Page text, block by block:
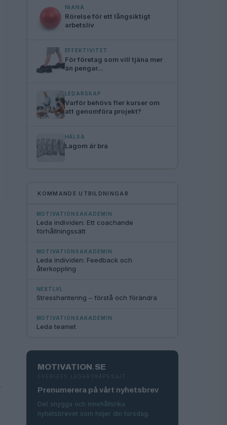
NIANA
Rörelse för ett långsiktigt
arbetsliv
EFFEKTIVITET
För företag som vill tjäna mer
än pengar...
LEDARSKAP
Varför behövs fler kurser om
att genomföra projekt?
HÄLSA
Lagom är bra
KOMMANDE UTBILDNINGAR
MOTIVATIONSAKADEMIN
Leda individen: Ett coachande
förhållningssätt
MOTIVATIONSAKADEMIN
Leda individen: Feedback och
återkoppling
NEXTLVL
Stresshantering – förstå och förändra
MOTIVATIONSAKADEMIN
Leda teamet
MOTIVATION.SE
SVERIGES LEDARSKAPSSAJT
Prenumerera på vårt nyhetsbrev
Det snygga och innehållsrika
nyhetsbrevet som höjer din torsdag.